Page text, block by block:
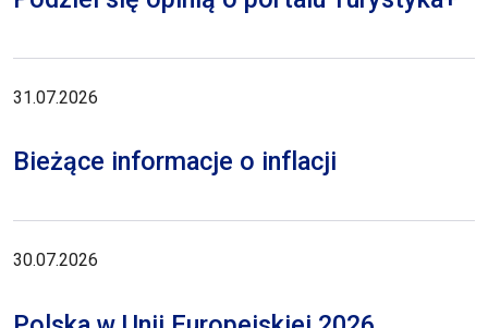
31.07.2026
Bieżące informacje o inflacji
30.07.2026